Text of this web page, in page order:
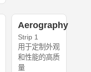
Aerography
Strip 1
用于定制外观
和性能的高质
量